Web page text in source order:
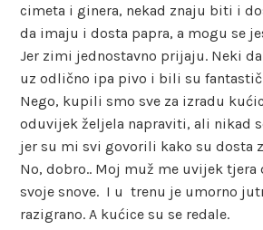
cimeta i ginera, nekad znaju biti i
da imaju i dosta papra, a mogu se
Jer zimi jednostavno prijaju. Neki
uz odlično ipa pivo i bili su
Nego, kupili smo sve za izradu
oduvijek željela napraviti, ali nikad
jer su mi svi govorili kako su dosta
No, dobro.. Moj muž me uvijek tjera
svoje snove. I u trenu je umorno
razigrano. A kućice su se redale.